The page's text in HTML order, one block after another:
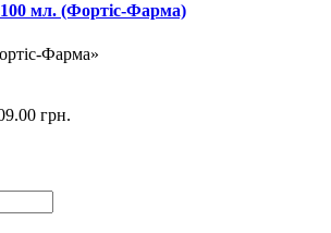
мл. (Фортіс-Фарма)
Фарма»
грн.